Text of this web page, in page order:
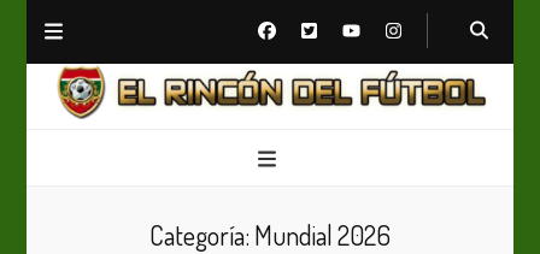
Categoría: Mundial 2026